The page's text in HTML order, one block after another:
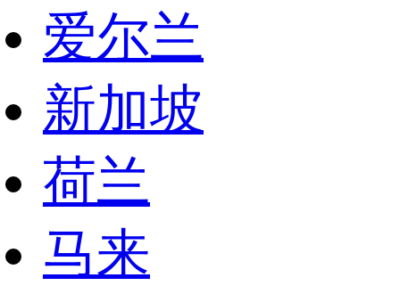
爱尔兰
新加坡
荷兰
马来